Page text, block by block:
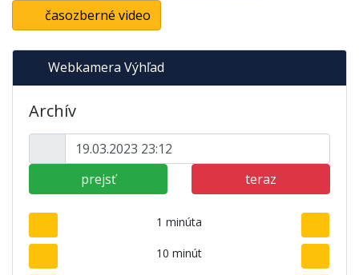
časozberné video
Webkamera Výhľad
Archív
prejsť teraz
1 minúta
10 minút